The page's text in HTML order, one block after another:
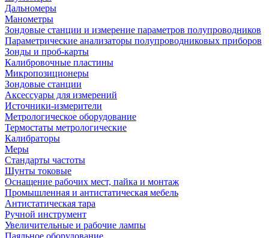
Дальномеры
Манометры
Зондовые станции и измерение параметров полупроводников
Параметрические анализаторы полупроводниковых приборов
Зонды и проб-карты
Калибровочные пластины
Микропозиционеры
Зондовые станции
Аксессуары для измерений
Источники-измерители
Метрологическое оборудование
Термостаты метрологические
Калибраторы
Меры
Стандарты частоты
Шунты токовые
Оснащение рабочих мест, пайка и монтаж
Промышленная и антистатическая мебель
Антистатическая тара
Ручной инструмент
Увеличительные и рабочие лампы
Паяльное оборудование